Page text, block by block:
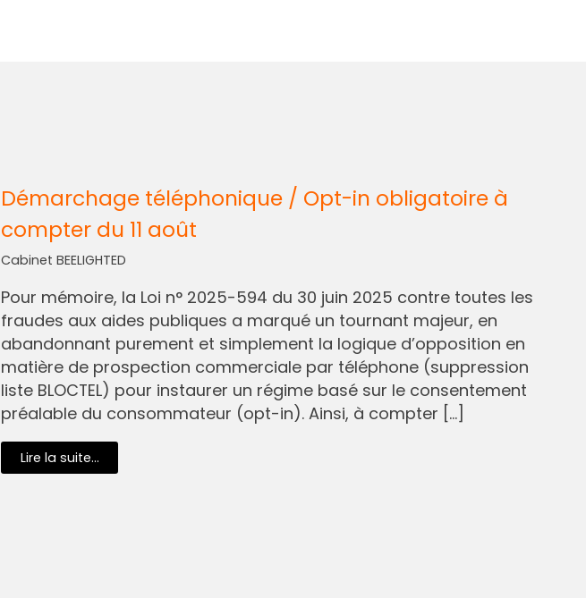
Démarchage téléphonique / Opt-in obligatoire à
compter du 11 août
Cabinet BEELIGHTED
Pour mémoire, la Loi n° 2025-594 du 30 juin 2025 contre toutes les
fraudes aux aides publiques a marqué un tournant majeur, en
abandonnant purement et simplement la logique d’opposition en
matière de prospection commerciale par téléphone (suppression
liste BLOCTEL) pour instaurer un régime basé sur le consentement
préalable du consommateur (opt-in). Ainsi, à compter […]
Lire la suite...